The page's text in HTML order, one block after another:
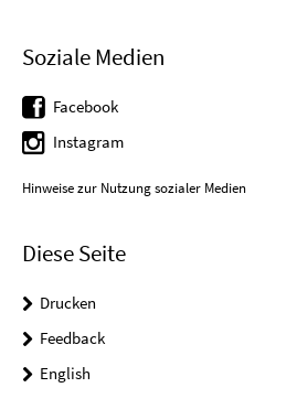
Soziale Medien
Facebook
Instagram
Hinweise zur Nutzung sozialer Medien
Diese Seite
Drucken
Feedback
English